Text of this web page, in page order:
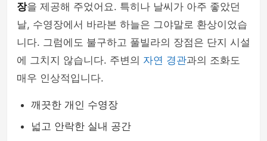
장을 제공해 주었어요. 특히나 날씨가 아주 좋았던
날, 수영장에서 바라본 하늘은 그야말로 환상이었습
니다. 그럼에도 불구하고 풀빌라의 장점은 단지 시설
에 그치지 않습니다. 주변의 자연 경관과의 조화도
매우 인상적입니다.
깨끗한 개인 수영장
넓고 안락한 실내 공간